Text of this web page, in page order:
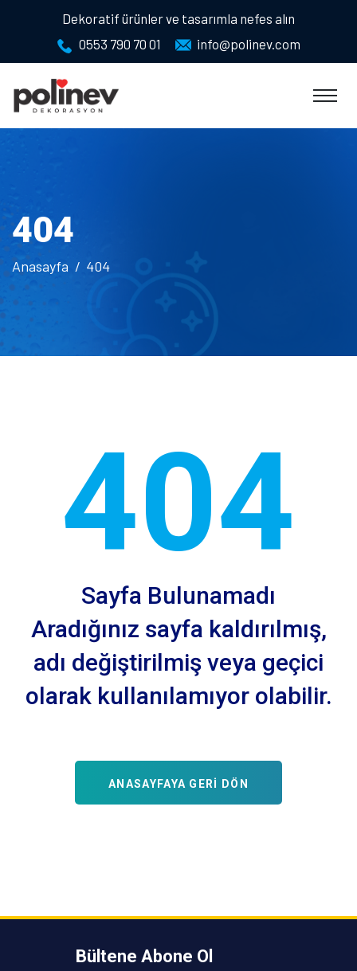
Dekoratif ürünler ve tasarımla nefes alın
0553 790 70 01
info@polinev.com
404
Anasayfa 404
404
Sayfa Bulunamadı
Aradığınız sayfa kaldırılmış,
adı değiştirilmiş veya geçici
olarak kullanılamıyor olabilir.
ANASAYFAYA GERI DÖN
Bültene Abone Ol